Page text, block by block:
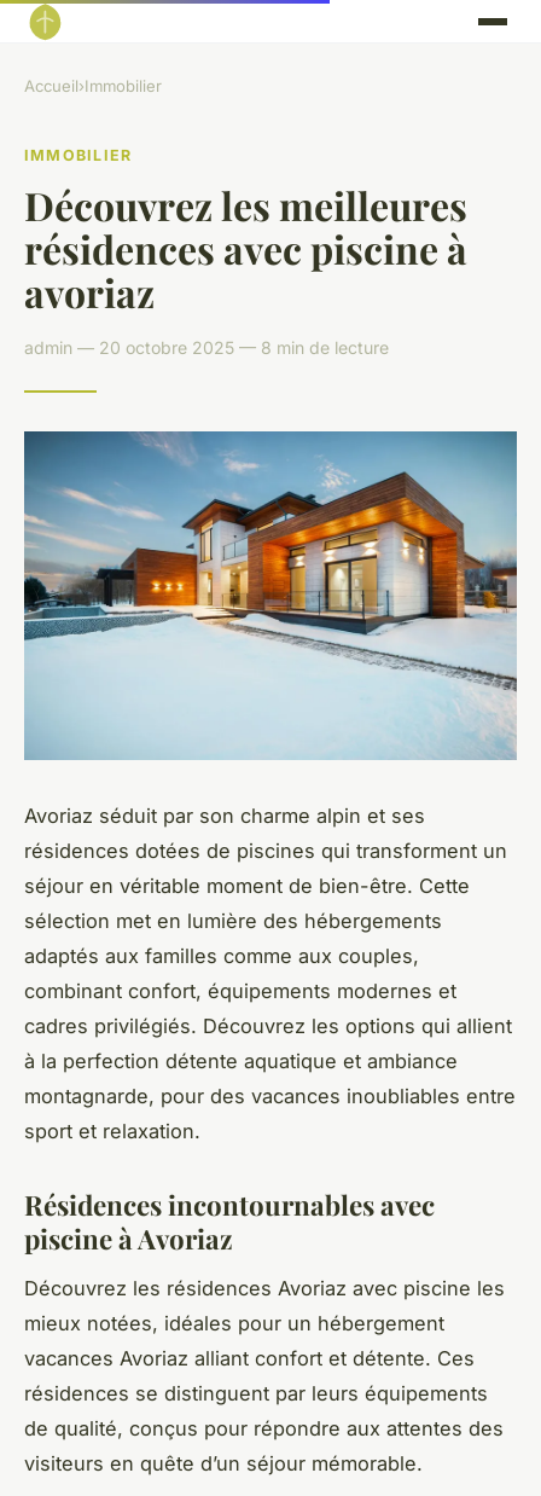
Accueil›Immobilier
IMMOBILIER
Découvrez les meilleures
résidences avec piscine à
avoriaz
admin — 20 octobre 2025 — 8 min de lecture
Avoriaz séduit par son charme alpin et ses
résidences dotées de piscines qui transforment un
séjour en véritable moment de bien-être. Cette
sélection met en lumière des hébergements
adaptés aux familles comme aux couples,
combinant confort, équipements modernes et
cadres privilégiés. Découvrez les options qui allient
à la perfection détente aquatique et ambiance
montagnarde, pour des vacances inoubliables entre
sport et relaxation.
Résidences incontournables avec
piscine à Avoriaz
Découvrez les résidences Avoriaz avec piscine les
mieux notées, idéales pour un hébergement
vacances Avoriaz alliant confort et détente. Ces
résidences se distinguent par leurs équipements
de qualité, conçus pour répondre aux attentes des
visiteurs en quête d’un séjour mémorable.